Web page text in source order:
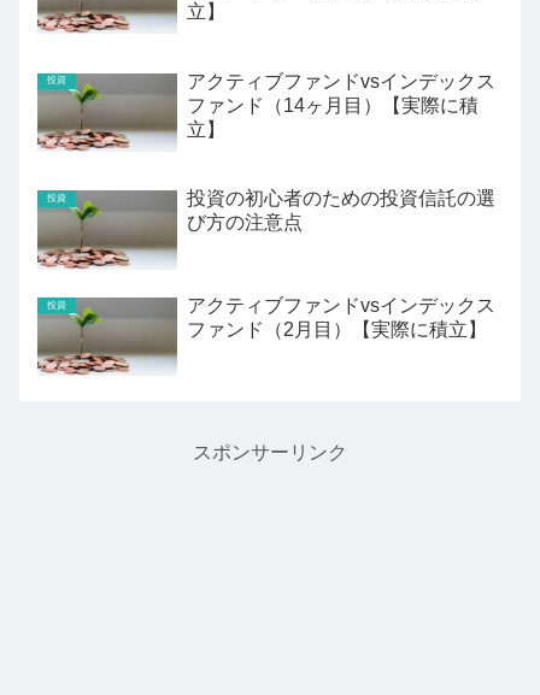
立】
投資
アクティブファンドvsインデックス
ファンド（14ヶ月目）【実際に積
立】
投資
投資の初心者のための投資信託の選
び方の注意点
投資
アクティブファンドvsインデックス
ファンド（2月目）【実際に積立】
スポンサーリンク